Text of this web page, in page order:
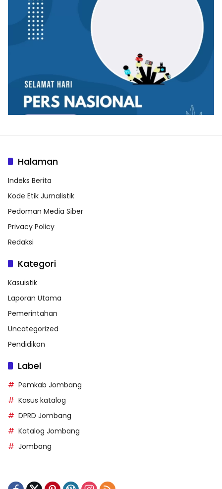
Halaman
Indeks Berita
Kode Etik Jurnalistik
Pedoman Media Siber
Privacy Policy
Redaksi
Kategori
Kasuistik
Laporan Utama
Pemerintahan
Uncategorized
Pendidikan
Label
Pemkab Jombang
Kasus katalog
DPRD Jombang
Katalog Jombang
Jombang